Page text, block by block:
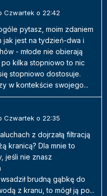
Czwartek o 22:42
pytasz, moim zdaniem
jak jest na tydzień-dwa i
- młode nie obierają
kilka stopniowo to nic
stopniowo dostosuje.
w kontekście swojego...
Czwartek o 22:35
z dojrzałą filtracją
kranicą? Dla mnie to
jeśli nie znasz
brudną gąbkę do
z kranu, to mógł ją po...